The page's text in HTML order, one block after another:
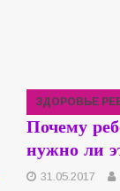
ЗДОРОВЬЕ
Почему
нужно ли
31.05.2017